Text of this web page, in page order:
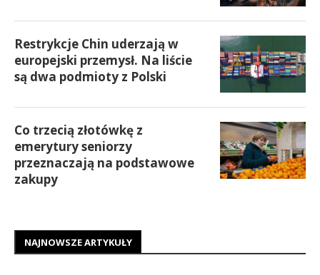
Restrykcje Chin uderzają w
europejski przemysł. Na liście
są dwa podmioty z Polski
Co trzecią złotówkę z
emerytury seniorzy
przeznaczają na podstawowe
zakupy
NAJNOWSZE ARTYKUŁY